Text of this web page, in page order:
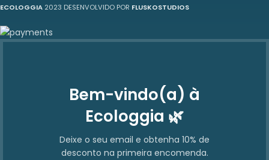
ECOLOGGIA 2023 DESENVOLVIDO POR FLUSKOSTUDIOS
Bem-vindo(a) à
Ecologgia 🌿
Deixe o seu email e obtenha 10% de
desconto na primeira encomenda.